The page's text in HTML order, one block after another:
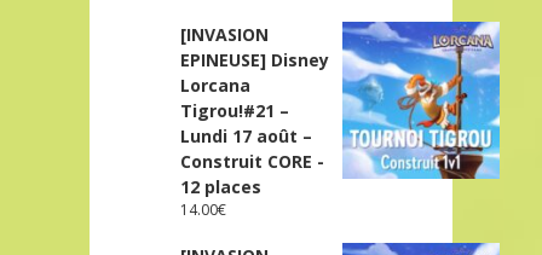
[INVASION
EPINEUSE] Disney
Lorcana
Tigrou!#21 –
Lundi 17 août –
Construit CORE -
12 places
14.00€